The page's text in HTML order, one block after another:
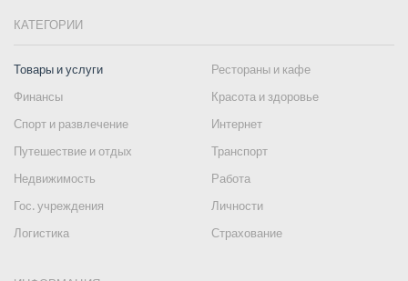
КАТЕГОРИИ
Товары и услуги
Рестораны и кафе
Финансы
Красота и здоровье
Спорт и развлечение
Интернет
Путешествие и отдых
Транспорт
Недвижимость
Работа
Гос. учреждения
Личности
Логистика
Страхование